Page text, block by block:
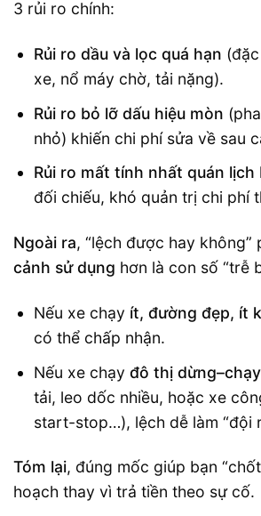
3 rủi ro chính:
Rủi ro dầu và lọc quá hạn
xe, nổ máy chờ, tải nặng).
Rủi ro bỏ lỡ dấu hiệu mòn
nhỏ) khiến chi phí sửa về sau
Rủi ro mất tính nhất quán lịch
đối chiếu, khó quản trị chi phí
Ngoài ra, “lệch được hay không”
cảnh sử dụng hơn là con số “trễ
Nếu xe chạy ít, đường đẹp, ít
có thể chấp nhận.
Nếu xe chạy đô thị
tải, leo dốc nhiều, hoặc xe
start-stop…), lệch dễ làm “đội
Tóm lại, đúng mốc giúp bạn
hoạch thay vì trả tiền theo sự cố.